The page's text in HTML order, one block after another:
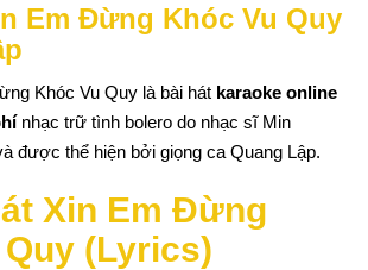
Em Đừng Khóc Vu Quy
Khóc Vu Quy là bài hát karaoke online
nhạc trữ tình bolero do nhạc sĩ Min
được thể hiện bởi giọng ca Quang Lập.
Xin Em Đừng
(Lyrics)